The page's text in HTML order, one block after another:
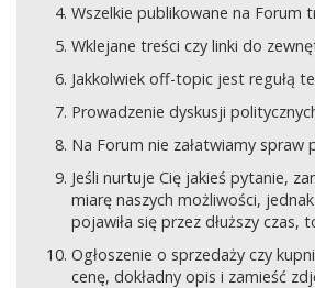
Wszelkie publikowane na Forum
Wklejane treści czy linki do
Jakkolwiek off-topic jest regułą
Prowadzenie dyskusji
Na Forum nie załatwiamy
Jeśli nurtuje Cię jakieś pytanie,
miarę naszych możliwości,
pojawiła się przez dłuższy
Ogłoszenie o sprzedaży czy
cenę, dokładny opis i zamieść